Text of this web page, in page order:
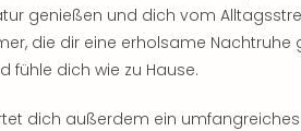
genießen und dich vom
die dir eine erholsame
fühle dich wie zu Hause.
dich außerdem ein